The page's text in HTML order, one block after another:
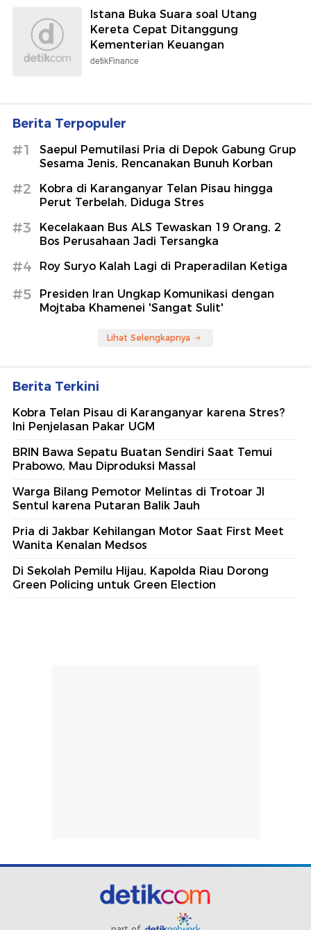
Istana Buka Suara soal Utang
Kereta Cepat Ditanggung
Kementerian Keuangan
detikFinance
Berita Terpopuler
#1
Saepul Pemutilasi Pria di Depok Gabung Grup
Sesama Jenis, Rencanakan Bunuh Korban
#2
Kobra di Karanganyar Telan Pisau hingga
Perut Terbelah, Diduga Stres
#3
Kecelakaan Bus ALS Tewaskan 19 Orang, 2
Bos Perusahaan Jadi Tersangka
#4 Roy Suryo Kalah Lagi di Praperadilan Ketiga
#5
Presiden Iran Ungkap Komunikasi dengan
Mojtaba Khamenei 'Sangat Sulit'
Lihat Selengkapnya
Berita Terkini
Kobra Telan Pisau di Karanganyar karena Stres?
Ini Penjelasan Pakar UGM
BRIN Bawa Sepatu Buatan Sendiri Saat Temui
Prabowo, Mau Diproduksi Massal
Warga Bilang Pemotor Melintas di Trotoar Jl
Sentul karena Putaran Balik Jauh
Pria di Jakbar Kehilangan Motor Saat First Meet
Wanita Kenalan Medsos
Di Sekolah Pemilu Hijau, Kapolda Riau Dorong
Green Policing untuk Green Election